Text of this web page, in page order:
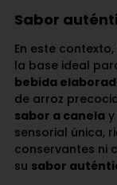
Sabor
En este contexto,
la base ideal
bebida
de arroz
sabor a canela
sensorial única,
conservantes ni
su sabor